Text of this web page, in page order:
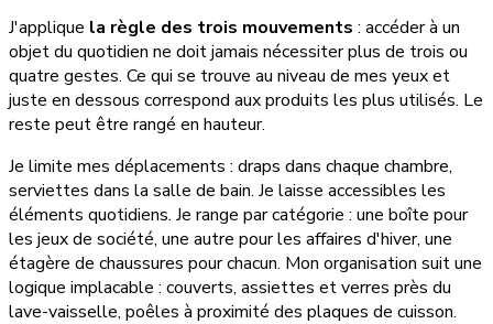
J'applique la règle des trois mouvements : accéder à un
objet du quotidien ne doit jamais nécessiter plus de trois ou
quatre gestes. Ce qui se trouve au niveau de mes yeux et
juste en dessous correspond aux produits les plus utilisés. Le
reste peut être rangé en hauteur.
Je limite mes déplacements : draps dans chaque chambre,
serviettes dans la salle de bain. Je laisse accessibles les
éléments quotidiens. Je range par catégorie : une boîte pour
les jeux de société, une autre pour les affaires d'hiver, une
étagère de chaussures pour chacun. Mon organisation suit une
logique implacable : couverts, assiettes et verres près du
lave-vaisselle, poêles à proximité des plaques de cuisson.